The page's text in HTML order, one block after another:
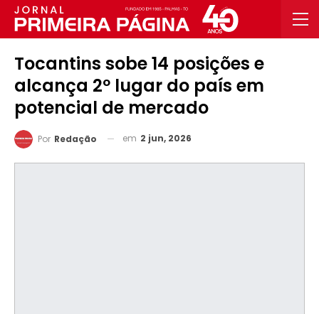
Tocantins sobe 14 posições e
alcança 2º lugar do país em
potencial de mercado
Por Redação em 2 jun, 2026